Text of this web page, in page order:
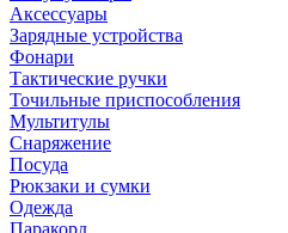
Аксессуары
Зарядные устройства
Фонари
Тактические ручки
Точильные приспособления
Мультитулы
Снаряжение
Посуда
Рюкзаки и сумки
Одежда
Паракорд